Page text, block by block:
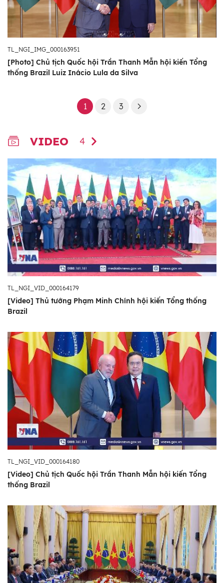
TL_NGI_IMG_000163951
[Photo] Chủ tịch Quốc hội Trần Thanh Mẫn hội kiến Tổng
thống Brazil Luiz Inácio Lula da Silva
1 2 3
VIDEO 4
TL_NGI_VID_000164179
[Video] Thủ tướng Phạm Minh Chính hội kiến Tổng thống
Brazil
TL_NGI_VID_000164180
[Video] Chủ tịch Quốc hội Trần Thanh Mẫn hội kiến Tổng
thống Brazil